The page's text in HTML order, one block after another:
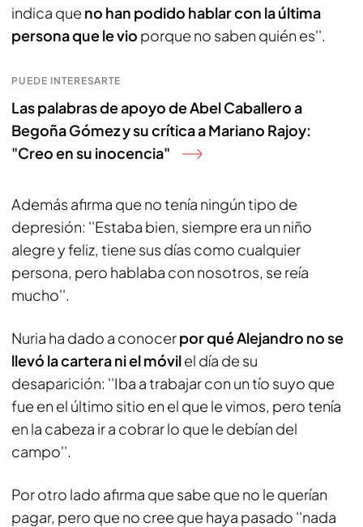
indica que no han podido hablar con la última
persona que le vio porque no saben quién es''.
PUEDE INTERESARTE
Las palabras de apoyo de Abel Caballero a
Begoña Gómez y su crítica a Mariano Rajoy:
"Creo en su inocencia"
Además afirma que no tenía ningún tipo de
depresión: ''Estaba bien, siempre era un niño
alegre y feliz, tiene sus días como cualquier
persona, pero hablaba con nosotros, se reía
mucho''.
Nuria ha dado a conocerpor qué Alejandro no se
llevó la cartera ni el móvilel día de su
desaparición: ''Iba a trabajar con un tío suyo que
fue en el último sitio en el que le vimos, pero tenía
en la cabeza ir a cobrar lo que le debían del
campo''.
Por otro lado afirma que sabe que no le querían
pagar, pero que no cree que haya pasado ''nada